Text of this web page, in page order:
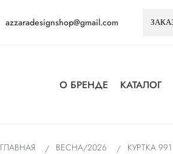
azzaradesignshop@gmail.com
О БРЕНДЕ КАТАЛОГ
ГЛАВНАЯ ВЕСНА/2026 КУРТКА 991